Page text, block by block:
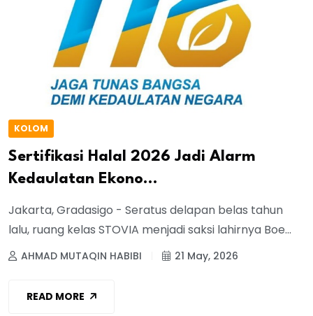
KOLOM
Sertifikasi Halal 2026 Jadi Alarm
Kedaulatan Ekono...
Jakarta, Gradasigo - Seratus delapan belas tahun
lalu, ruang kelas STOVIA menjadi saksi lahirnya Boe...
AHMAD MUTAQIN HABIBI 21 May, 2026
READ MORE